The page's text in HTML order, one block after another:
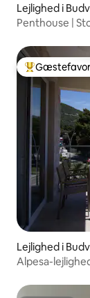
Lejlighed i
Penthouse |
Bedste
Lejlighed i
Alpesa-